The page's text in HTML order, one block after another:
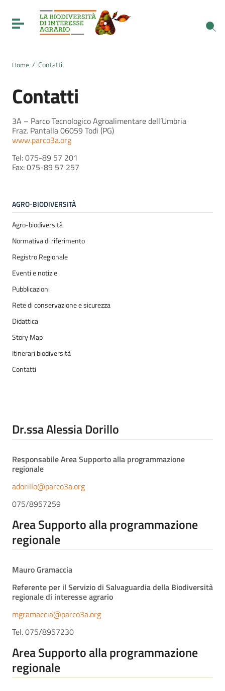
Vai al menu di navigazione
Vai al footer
Toggle navigation
Home / Contatti
Contatti
3A – Parco Tecnologico Agroalimentare dell’Umbria
Fraz. Pantalla 06059 Todi (PG)
www.parco3a.org
Tel: 075-89 57 201
Fax: 075-89 57 257
AGRO-BIODIVERSITÀ
Agro-biodiversità
Normativa di riferimento
Registro Regionale
Eventi e notizie
Pubblicazioni
Rete di conservazione e sicurezza
Didattica
Story Map
Itinerari biodiversità
Contatti
Dr.ssa Alessia Dorillo
Responsabile Area Supporto alla programmazione
regionale
adorillo@parco3a.org
075/8957259
Area Supporto alla programmazione
regionale
Mauro Gramaccia
Referente per il Servizio di Salvaguardia della Biodiversità
regionale di interesse agrario
mgramaccia@parco3a.org
Tel. 075/8957230
Area Supporto alla programmazione
regionale